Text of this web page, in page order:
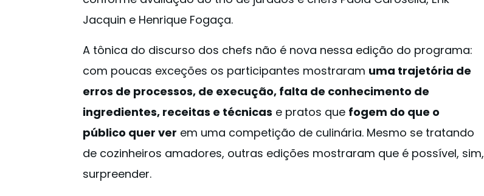
Jacquin e Henrique Fogaça.
A tônica do discurso dos chefs não é nova nessa edição do programa:
com poucas exceções os participantes mostraram uma trajetória de
erros de processos, de execução, falta de conhecimento de
ingredientes, receitas e técnicas e pratos que fogem do que o
público quer ver em uma competição de culinária. Mesmo se tratando
de cozinheiros amadores, outras edições mostraram que é possível, sim,
surpreender.